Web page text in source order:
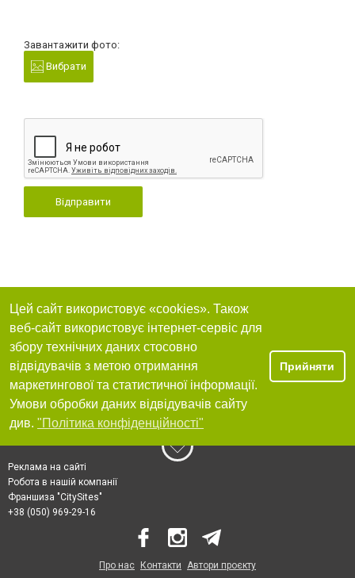
Завантажити фото:
Вибрати
Відправити
Цей сайт використовує «cookies». Також
веб-сайт використовує інтернет-сервіс для
збору технічних даних стосовно
відвідувачів з метою отримання
маркетингової та статистичної інформації.
Умови обробки даних відвідувачів сайту
див. "Політика конфіденційності"
Прийняти
Реклама на сайті
Робота в нашій компанії
Франшиза "CitySites"
+38 (050) 969-29-16
Про нас Контакти Автори проєкту